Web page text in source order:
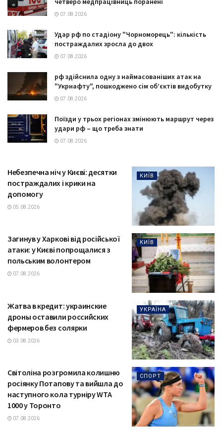
07.08.2026
Удар рф по стадіону "Чорноморець": кількість
постраждалих зросла до двох
07.08.2026
рф здійснила одну з наймасованіших атак на
"Укрнафту", пошкоджено сім об’єктів видобутку
07.08.2026
Поїзди у трьох регіонах змінюють маршрут через
удари рф – що треба знати
07.08.2026
КИЇВ
Небезпечна ніч у Києві: десятки
постраждалих і крики на
допомогу
05.08.2026
КИЇВ
Загинув у Харкові від російської
атаки: у Києві попрощалися з
польським волонтером
07.08.2026
УКРАЇНА
Жатва в кредит: украинские
дроны оставили российских
фермеров без солярки
03.08.2026
СПОРТ
Світоліна розгромила колишню
росіянку Потапову та вийшла до
наступного кола турніру WTA
1000 у Торонто
07.08.2026